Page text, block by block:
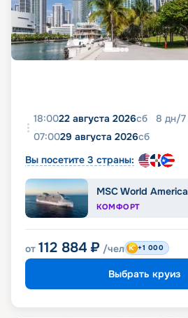
18:0022 августа 2026сб 8 дн/7
07:0029 августа 2026сб
Вы посетите 3 страны:
MSC World America
КОМФОРТ
от 112 884 ₽ /чел +1 000
Выбрать круиз